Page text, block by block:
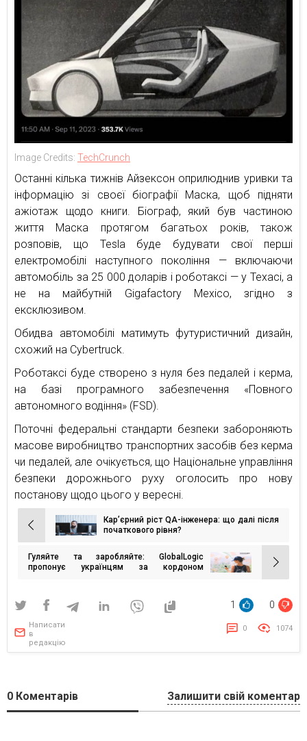
Image Credits: TechCrunch
Останні кілька тижнів Айзексон оприлюднив уривки та
інформацію зі своєї біографії Маска, щоб підняти
ажіотаж щодо книги. Біограф, який був частиною
життя Маска протягом багатьох років, також
розповів, що Tesla буде будувати свої перші
електромобілі наступного покоління — включаючи
автомобіль за 25 000 доларів і роботаксі — у Техасі, а
не на майбутній Gigafactory Mexico, згідно з
ексклюзивом.
Обидва автомобілі матимуть футуристичний дизайн,
схожий на Cybertruck.
Роботаксі буде створено з нуля без педалей і керма,
на базі програмного забезпечення «Повного
автономного водіння» (FSD).
Поточні федеральні стандарти безпеки забороняють
масове виробництво транспортних засобів без керма
чи педалей, але очікується, що Національне управління
безпеки дорожнього руху оголосить про нову
постанову щодо цього у вересні.
Навігація
записів
Кар’єрний ріст QA-інженера: що далі після
початкового рівня?
Гуляйте та заробляйте: GlobalLogic
пропонує українцям за кордоном
1 0
Написати
в
редакцію
0 1074
0 Коментарів Залишити свій коментар